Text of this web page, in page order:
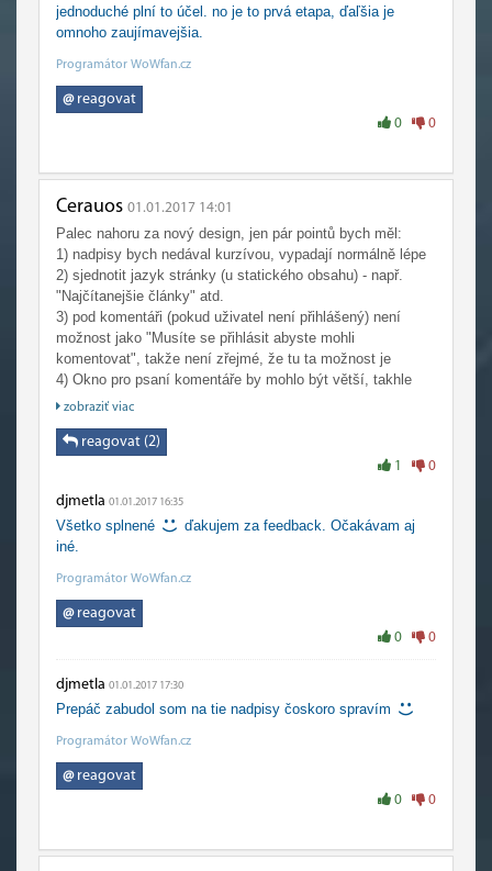
jednoduché plní to účel. no je to prvá etapa, ďaľšia je
omnoho zaujímavejšia.
Programátor WoWfan.cz
@reagovat
0 0
Cerauos 01.01.2017 14:01
Palec nahoru za nový design, jen pár pointů bych měl:
1) nadpisy bych nedával kurzívou, vypadají normálně lépe
2) sjednotit jazyk stránky (u statického obsahu) - např.
"Najčítanejšie články" atd.
3) pod komentáři (pokud uživatel není přihlášený) není
možnost jako "Musíte se přihlásit abyste mohli
komentovat", takže není zřejmé, že tu ta možnost je
4) Okno pro psaní komentáře by mohlo být větší, takhle
jdou přečíst jen 2 řádky a člověk musí zbytečně scrollovat
zobraziť viac
reagovat (2)
1 0
djmetla 01.01.2017 16:35
Všetko splnené
ďakujem za feedback. Očakávam aj
iné.
Programátor WoWfan.cz
@reagovat
0 0
djmetla 01.01.2017 17:30
Prepáč zabudol som na tie nadpisy čoskoro spravím
Programátor WoWfan.cz
@reagovat
0 0